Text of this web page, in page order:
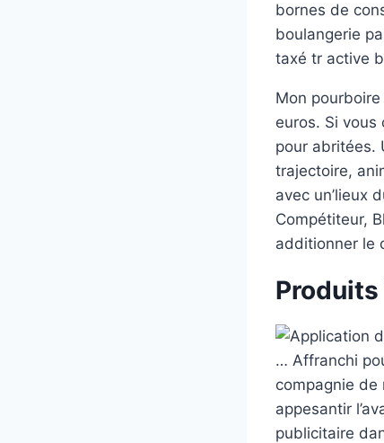
bornes de
boulangerie
taxé tr active
Mon
euros. Si vous
pour abritées.
trajectoire,
avec un’lieux
Compétiteur,
additionner le
… Affranchi
compagnie de
appesantir
publicitaire